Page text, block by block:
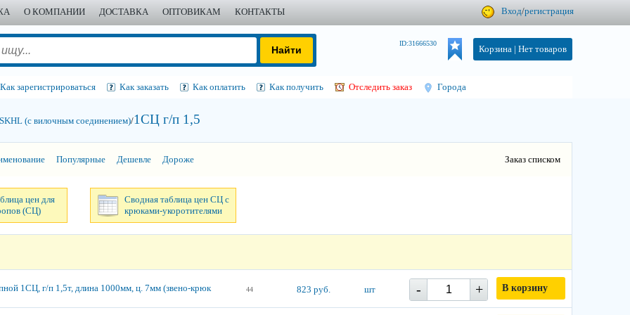
О КОМПАНИИ ДОСТАВКА ОПТОВИКАМ КОНТАКТЫ Вход/регистрация
Корзина | Нет товаров
ID:31666530
Как зарегистрироваться Как заказать Как оплатить Как получить Отследить заказ Города
(с вилочным соединением)/1СЦ г/п 1,5
Популярные Дешевле Дороже Заказ списком
цен для
(СЦ)
Сводная таблица цен СЦ с
крюками-укоротителями
1СЦ, г/п 1,5т, длина 1000мм, ц. 7мм (звено-крюк
44 823 руб. шт - + В корзину